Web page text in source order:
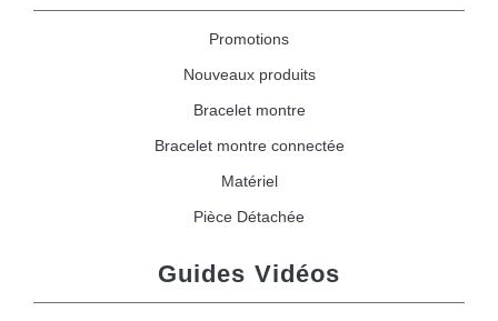
Promotions
Nouveaux produits
Bracelet montre
Bracelet montre connectée
Matériel
Pièce Détachée
Guides Vidéos